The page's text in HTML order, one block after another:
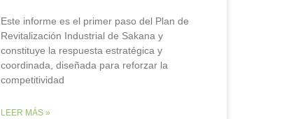
Este informe es el primer paso del Plan de
Revitalización Industrial de Sakana y
constituye la respuesta estratégica y
coordinada, diseñada para reforzar la
competitividad
LEER MÁS »